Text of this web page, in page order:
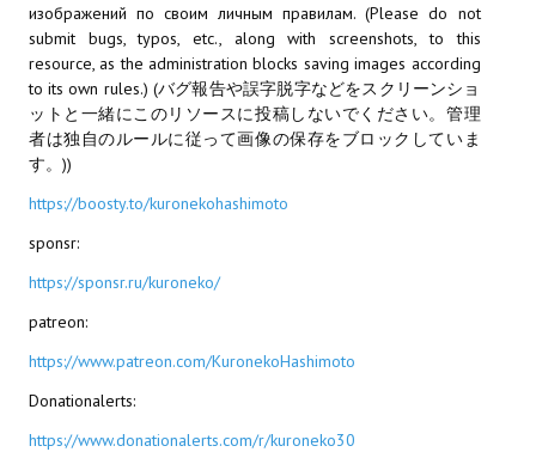
X2 - The Threat Remaster Fan Edition
Quake III Arena Remaster Fan Edition
Star Trek Voyager Elite Force Remaster Fan Edition
Sacred Gold Remaster Fan Edition
Aliens versus Predator 1 Remaster Fan Edition
Age of Pirates: Caribbean Tales Remaster Fan Edition
Корсары 3 Сундук мертвеца Remaster Fan Edition
изображений по своим личным правилам. (Please do not
submit bugs, typos, etc., along with screenshots, to this
resource, as the administration blocks saving images according
to its own rules.) (バグ報告や誤字脱字などをスクリーンショ
ットと一緒にこのリソースに投稿しないでください。管理
者は独自のルールに従って画像の保存をブロックしていま
す。))
https://boosty.to/kuronekohashimoto
sponsr:
https://sponsr.ru/kuroneko/
patreon:
https://www.patreon.com/KuronekoHashimoto
Donationalerts:
https://www.donationalerts.com/r/kuroneko30